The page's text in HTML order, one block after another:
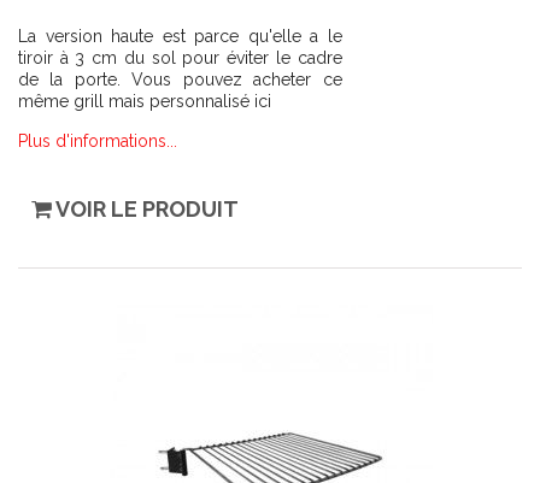
La version haute est parce qu'elle a le
tiroir à 3 cm du sol pour éviter le cadre
de la porte. Vous pouvez acheter ce
même grill mais personnalisé ici
Plus d'informations...
VOIR LE PRODUIT